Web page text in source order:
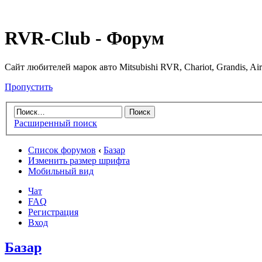
RVR-Club - Форум
Сайт любителей марок авто Mitsubishi RVR, Chariot, Grandis,
Пропустить
Расширенный поиск
Список форумов ‹ Базар
Изменить размер шрифта
Мобильный вид
Чат
FAQ
Регистрация
Вход
Базар